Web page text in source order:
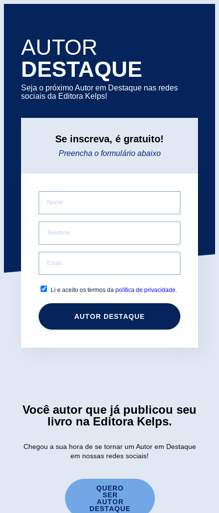
AUTOR
DESTAQUE
Seja o próximo Autor em Destaque nas redes
sociais da Editora Kelps!
Se inscreva, é gratuito!
Preencha o formulário abaixo
Li e aceito os termos da política de privacidade.
AUTOR DESTAQUE
Você autor que já publicou seu
livro na Editora Kelps.
Chegou a sua hora de se tornar um Autor em Destaque
em nossas redes sociais!
QUERO
SER
AUTOR
DESTAQUE